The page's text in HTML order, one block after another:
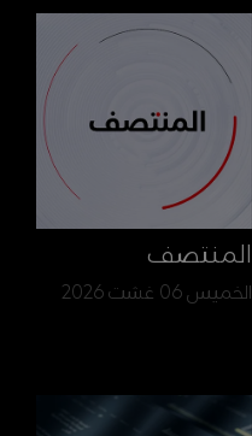
المنتصف
الخميس 06 غشت 2026